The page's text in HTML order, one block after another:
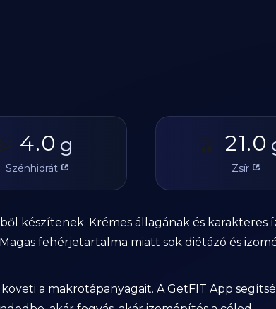
4.0 g
Szénhidrát
🫒 21.0
Zsír
készítenek. Krémes állagának és karakteres
fehérjetartalma miatt sok diétázó és
a makrotápanyagait. A GetFIT App